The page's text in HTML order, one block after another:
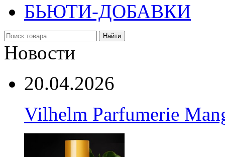
БЬЮТИ-ДОБАВКИ
Найти
Новости
20.04.2026
Vilhelm Parfumerie